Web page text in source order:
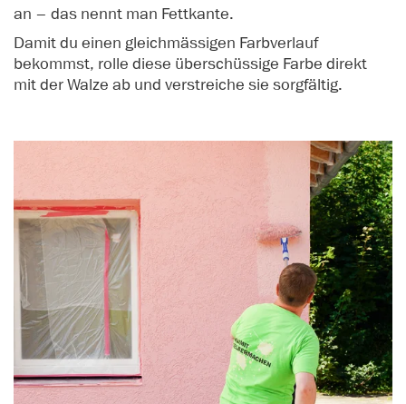
an – das nennt man Fettkante.
Damit du einen gleichmässigen Farbverlauf
bekommst, rolle diese überschüssige Farbe direkt
mit der Walze ab und verstreiche sie sorgfältig.